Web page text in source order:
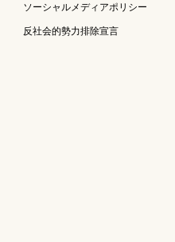
ソーシャルメディアポリシー
反社会的勢力排除宣言